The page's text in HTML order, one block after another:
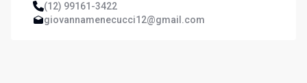
(12) 99161-3422
giovannamenecucci12@gmail.com